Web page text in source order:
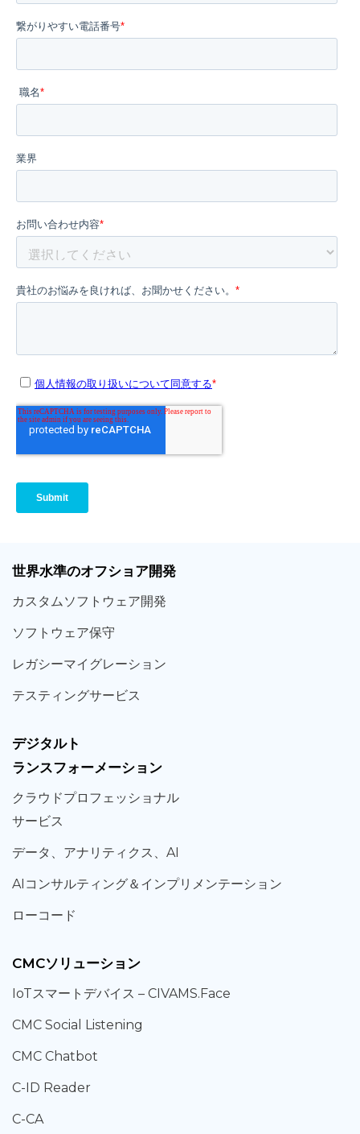
世界水準のオフショア開発
カスタムソフトウェア開発
ソフト ウェア保守
レガシーマイグレーション
テスティングサービス
デジタルト
ランスフォーメーション
クラウドプロフェッショナル
サービス
データ、 アナリティクス、 AI
AIコンサルティング＆ インプリメンテーション
ローコード
CMCソリューション
IoTスマートデバイス – CIVAMS.Face
CMC Social Listening
CMC Chatbot
C-ID Reader
C-CA